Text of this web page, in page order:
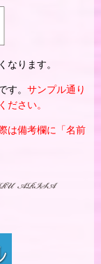
なります。
す。 サンプル通り
ださい。
は備考欄に「名前